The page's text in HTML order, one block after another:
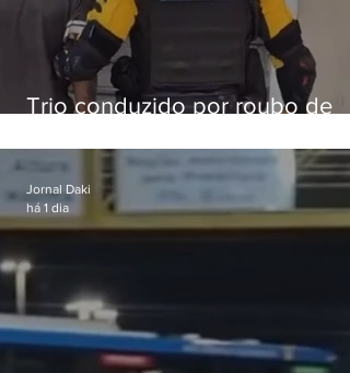
Trio conduzido por roubo de
passagens
Jornal Daki
há 1 dia